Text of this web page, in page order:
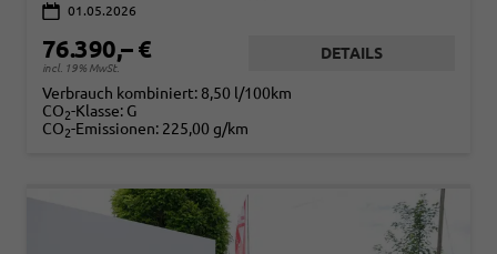
01.05.2026
76.390,– €
incl. 19% MwSt.
DETAILS
Verbrauch kombiniert: 8,50 l/100km
CO2-Klasse: G
CO2-Emissionen: 225,00 g/km